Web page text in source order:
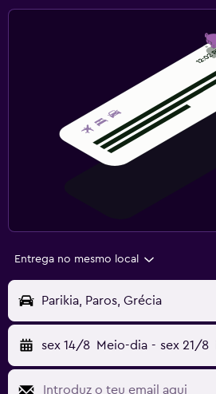
Entrega no mesmo local
Parikia, Paros, Grécia
sex 14/8 Meio-dia - sex 21/8